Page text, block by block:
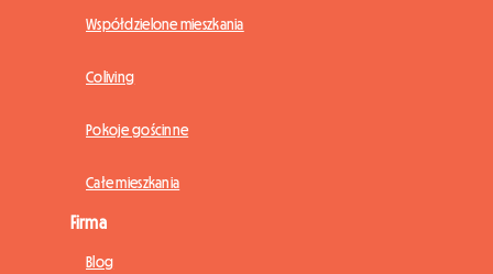
Współdzielone mieszkania
Coliving
Pokoje gościnne
Całe mieszkania
Firma
Blog